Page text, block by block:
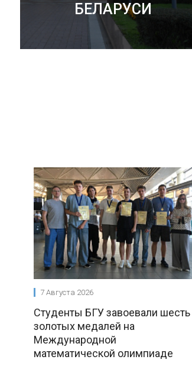
БЕЛАРУСИ
7 Августа 2026
Студенты БГУ завоевали шесть
золотых медалей на
Международной
математической олимпиаде